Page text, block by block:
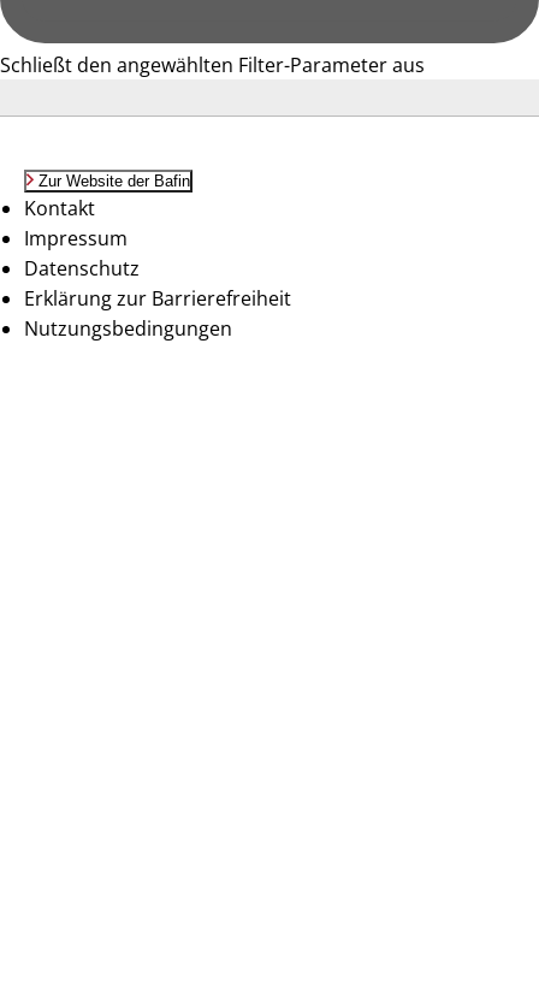
Schließt den angewählten Filter-Parameter aus
Zur Website der Bafin
Kontakt
Impressum
Datenschutz
Erklärung zur Barrierefreiheit
Nutzungsbedingungen